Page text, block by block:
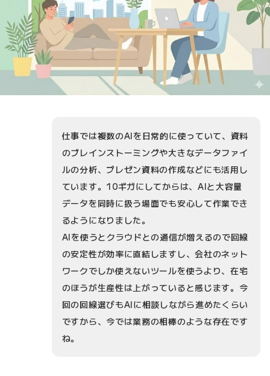
仕事では複数のAIを日常的に使っていて、資料
のブレインストーミングや大きなデータファイ
ルの分析、プレゼン資料の作成などにも活用し
ています。10ギガにしてからは、AIと大容量
データを同時に扱う場面でも安心して作業でき
るようになりました。
AIを使うとクラウドとの通信が増えるので回線
の安定性が効率に直結しますし、会社のネット
ワークでしか使えないツールを使うより、在宅
のほうが生産性は上がっていると感じます。今
回の回線選びもAIに相談しながら進めたくらい
ですから、今では業務の相棒のような存在です
ね。